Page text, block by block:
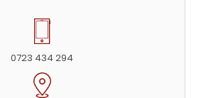
0723 434 294